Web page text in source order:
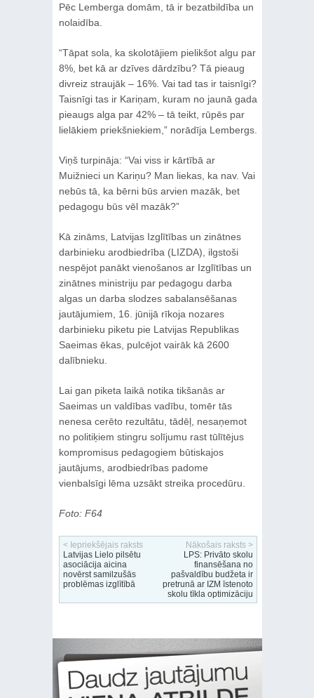
Pēc Lemberga domām, tā ir bezatbildība un
nolaidība.
“Tāpat sola, ka skolotājiem pielikšot algu par
8%, bet kā ar dzīves dārdzību? Tā pieaug
divreiz straujāk – 16%. Vai tad tas ir taisnīgi?
Taisnīgi tas ir Kariņam, kuram no jaunā gada
pieaugs alga par 42% – tā teikt, rūpēs par
lielākiem priekšniekiem,” norādīja Lembergs.
Viņš turpināja: “Vai viss ir kārtībā ar
Muižnieci un Kariņu? Man liekas, ka nav. Vai
nebūs tā, ka bērni būs arvien mazāk, bet
pedagogu būs vēl mazāk?”
Kā zināms, Latvijas Izglītības un zinātnes
darbinieku arodbiedrība (LIZDA), ilgstoši
nespējot panākt vienošanos ar Izglītības un
zinātnes ministriju par pedagogu darba
algas un darba slodzes sabalansēšanas
jautājumiem, 16. jūnijā rīkoja nozares
darbinieku piketu pie Latvijas Republikas
Saeimas ēkas, pulcējot vairāk kā 2600
dalībnieku.
Lai gan piketa laikā notika tikšanās ar
Saeimas un valdības vadību, tomēr tās
nenesa cerēto rezultātu, tādēļ, nesaņemot
no politiķiem stingru solījumu rast tūlītējus
kompromisus pedagogiem būtiskajos
jautājums, arodbiedrības padome
vienbalsīgi lēma uzsākt streika procedūru.
Foto: F64
< Iepriekšējais raksts
Latvijas Lielo pilsētu
asociācija aicina
novērst samilzušās
problēmas izglītībā
Nākošais raksts >
LPS: Privāto skolu
finansēšana no
pašvaldību budžeta ir
pretrunā ar IZM īstenoto
skolu tīkla optimizāciju